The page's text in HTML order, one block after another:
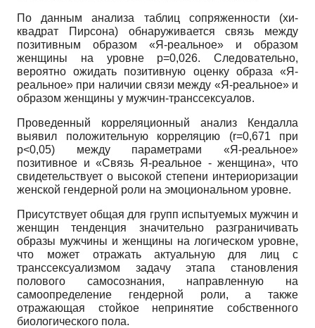
По данным анализа таблиц сопряженности (хи-
квадрат Пирсона) обнаруживается связь между
позитивным образом «Я-реальное» и образом
женщины на уровне p=0,026. Следовательно,
вероятно ожидать позитивную оценку образа «Я-
реальное» при наличии связи между «Я-реальное» и
образом женщины у мужчин-транссексуалов.
Проведенный корреляционный анализ Кендалла
выявил положительную корреляцию (r=0,671 при
p<0,05) между параметрами «Я-реальное»
позитивное и «Связь Я-реальное - женщина», что
свидетельствует о высокой степени интериоризации
женской гендерной роли на эмоциональном уровне.
Присутствует общая для групп испытуемых мужчин и
женщин тенденция значительно разграничивать
образы мужчины и женщины на логическом уровне,
что может отражать актуальную для лиц с
транссексуализмом задачу этапа становления
полового самосознания, направленную на
самоопределение гендерной роли, а также
отражающая стойкое непринятие собственного
биологического пола.